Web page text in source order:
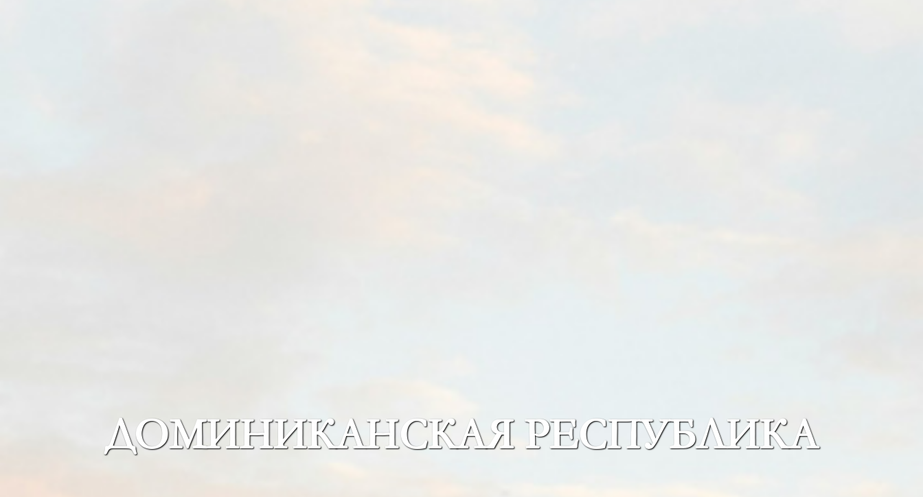
ДОМИНИКАНСКАЯ РЕСПУБЛИКА